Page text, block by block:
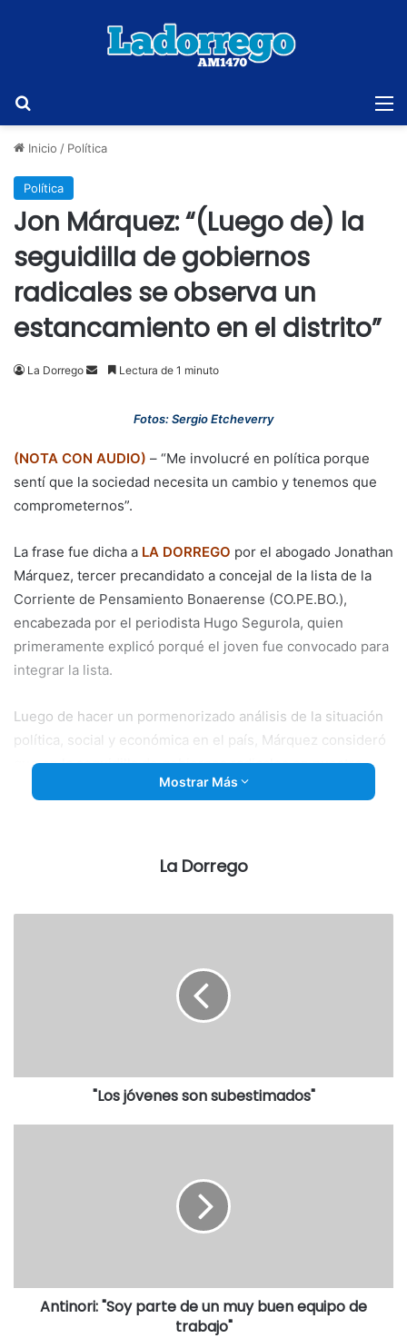
Inicio / Política
Política
Jon Márquez: “(Luego de) la
seguidilla de gobiernos
radicales se observa un
estancamiento en el distrito”
La Dorrego
SendLectura de 1 minuto
Fotos: Sergio Etcheverry
(NOTA CON AUDIO) – “Me involucré en política porque
sentí que la sociedad necesita un cambio y tenemos que
comprometernos”.
La frase fue dicha a LA DORREGO por el abogado Jonathan
Márquez, tercer precandidato a concejal de la lista de la
Corriente de Pensamiento Bonaerense (CO.PE.BO.),
encabezada por el periodista Hugo Segurola, quien
primeramente explicó porqué el joven fue convocado para
integrar la lista.
Luego de hacer un pormenorizado análisis de la situación
política, social y económica en el país, Márquez consideró
que en la seguidilla de gobiernos radicales en nuestro
distrito “se ha observado un estancamiento”.
distrito. La idea que tiene el radicalismo de gestión es que
la municipalidad sea una oficina administrativa, en la que
“Muchos años tuvimos la excusa que los gobiernos
provincial y nacional han sido de un color político
ha visto progreso”, añadió.
no tienen casa, según ejemplificó.
En relación con las elecciones, Márquez consideró que
mayor equilibrio porque el Ejecutivo, con dos tercios de
apoyo, “se relaja y piensa que su gestión es perfecta”.
Mostrar Más
La Dorrego
"Los jóvenes son subestimados"
Antinori: "Soy parte de un muy buen equipo de
trabajo"